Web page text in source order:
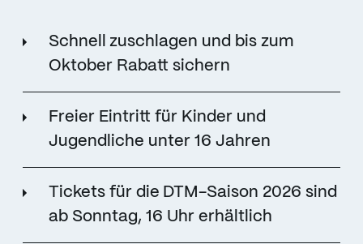
Schnell zuschlagen und bis zum
Oktober Rabatt sichern
Freier Eintritt für Kinder und
Jugendliche unter 16 Jahren
Tickets für die DTM-Saison 2026 sind
ab Sonntag, 16 Uhr erhältlich